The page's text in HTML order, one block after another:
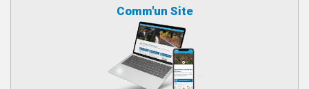
Comm'un Site